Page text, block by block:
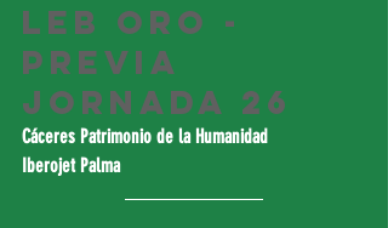
LEB Oro -
Previa
Jornada 26
Cáceres Patrimonio de la Humanidad
Iberojet Palma